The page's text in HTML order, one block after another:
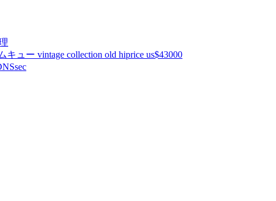
ュー vintage collection old hiprice us$43000